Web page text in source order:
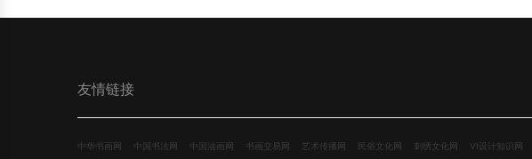
友情链接
中华书画网 中国书法网 中国油画网 书画交易网 艺术传播网 民俗文化网 刺绣文化网 VI设计知识网